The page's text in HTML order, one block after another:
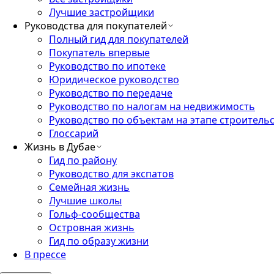
Лучшие застройщики
Руководства для покупателей
Полный гид для покупателей
Покупатель впервые
Руководство по ипотеке
Юридическое руководство
Руководство по передаче
Руководство по налогам на недвижимость
Руководство по объектам на этапе
Глоссарий
Жизнь в Дубае
Гид по району
Руководство для экспатов
Семейная жизнь
Лучшие школы
Гольф-сообщества
Островная жизнь
Гид по образу жизни
В прессе